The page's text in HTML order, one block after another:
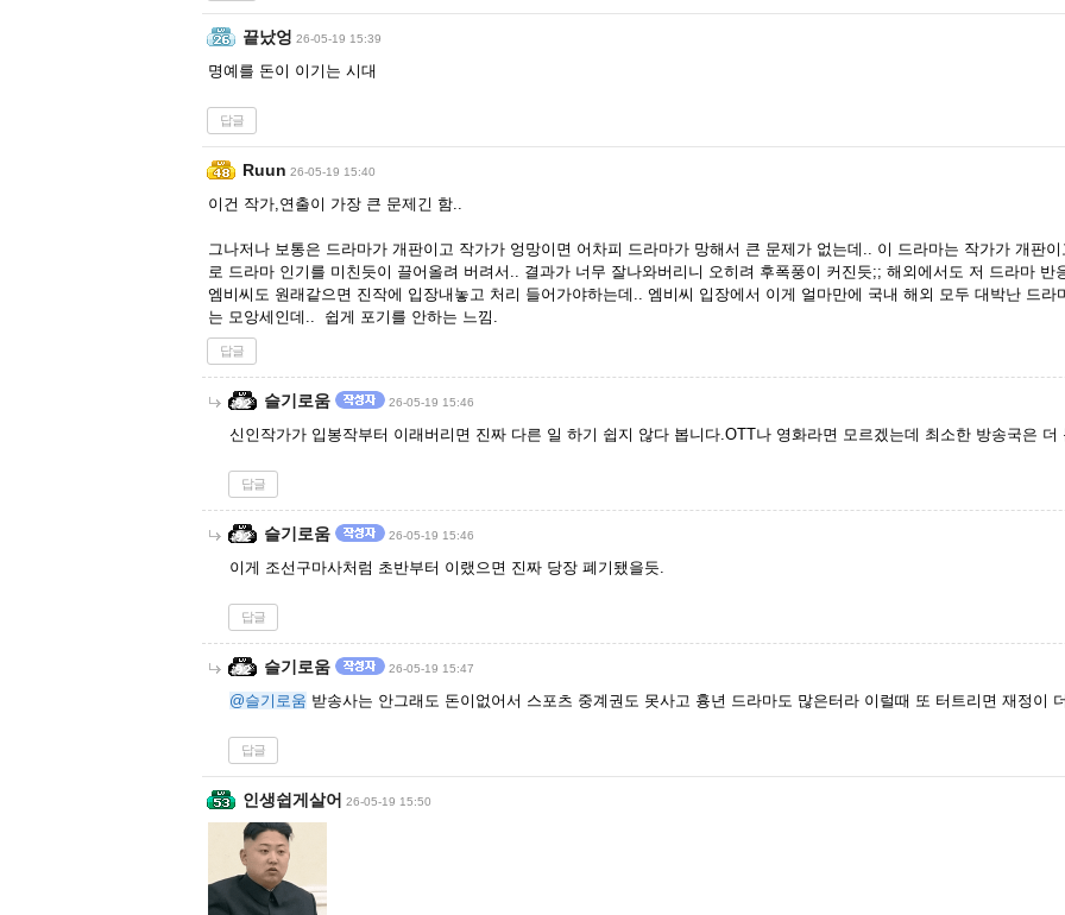
끝났엉 26-05-19 15:39
명예를 돈이 이기는 시대
답글
Ruun 26-05-19 15:40
이건 작가,연출이 가장 큰 문제긴 함..
그나저나 보통은 드라마가 개판이고 작가가 엉망이면 어차피 드라마가 망해서 큰 문제가 없는데.. 이 드라마는 작가가 개판
로 드라마 인기를 미친듯이 끌어올려 버려서.. 결과가 너무 잘나와버리니 오히려 후폭풍이 커진듯;; 해외에서도 저 드라마
엠비씨도 원래같으면 진작에 입장내놓고 처리 들어가야하는데.. 엠비씨 입장에서 이게 얼마만에 국내 해외 모두 대박난 드
는 모앙세인데.. 쉽게 포기를 안하는 느낌.
답글
슬기로움 26-05-19 15:46
신인작가가 입봉작부터 이래버리면 진짜 다른 일 하기 쉽지 않다 봅니다.OTT나 영화라면 모르겠는데 최소한 방송국은 더
답글
슬기로움 26-05-19 15:46
이게 조선구마사처럼 초반부터 이랬으면 진짜 당장 폐기됐을듯.
답글
슬기로움 26-05-19 15:47
@슬기로움 받송사는 안그래도 돈이없어서 스포츠 중계권도 못사고 흉년 드라마도 많은터라 이럴때 또 터트리면 재정이
답글
인생쉽게살어 26-05-19 15:50